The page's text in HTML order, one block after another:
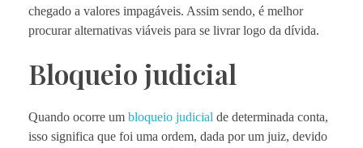
chegado a valores impagáveis. Assim sendo, é melhor
procurar alternativas viáveis para se livrar logo da dívida.
Bloqueio judicial
Quando ocorre um bloqueio judicial de determinada conta,
isso significa que foi uma ordem, dada por um juiz, devido